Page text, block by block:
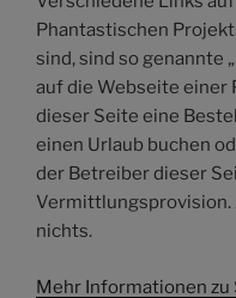
Phantastischen
sind, sind so genannte
auf die Webseite einer
dieser Seite eine
einen Urlaub buchen
der Betreiber dieser
Vermittlungsprovision.
nichts.
Mehr Informationen zu